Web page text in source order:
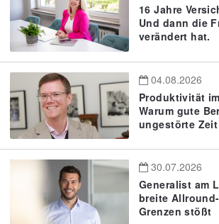
16 Jahre
Und dann die
verändert hat.
04.08.2026
Produktivität
Warum gute
ungestörte
30.07.2026
Generalist am
breite
Grenzen stößt